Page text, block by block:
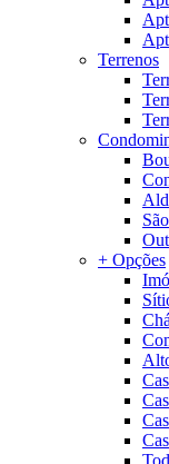
Terrenos
+ Opções